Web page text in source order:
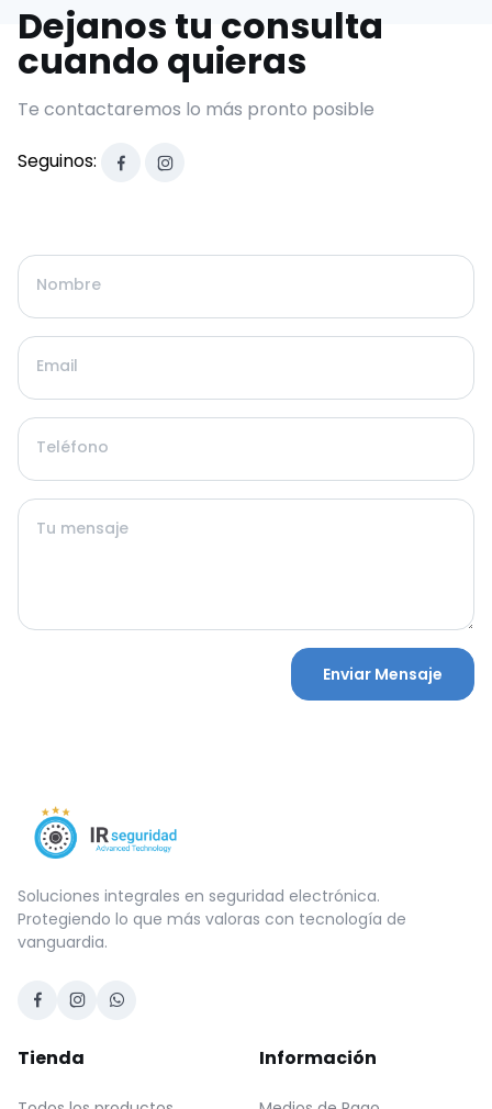
Dejanos tu consulta
cuando quieras
Te contactaremos lo más pronto posible
Seguinos:
Nombre
Email
Teléfono
Tu mensaje
Enviar Mensaje
Soluciones integrales en seguridad electrónica.
Protegiendo lo que más valoras con tecnología de
vanguardia.
Tienda Información